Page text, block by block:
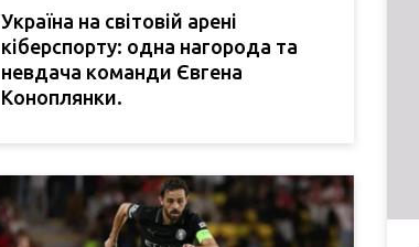
Україна на світовій арені
кіберспорту: одна нагорода та
невдача команди Євгена
Коноплянки.